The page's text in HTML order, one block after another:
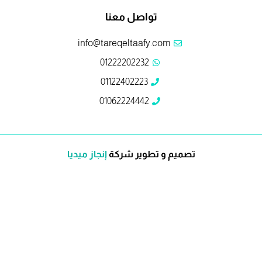
تواصل معنا
info@tareqeltaafy.com
01222202232
01122402223
01062224442
تصميم و تطوير شركةإنجاز ميديا